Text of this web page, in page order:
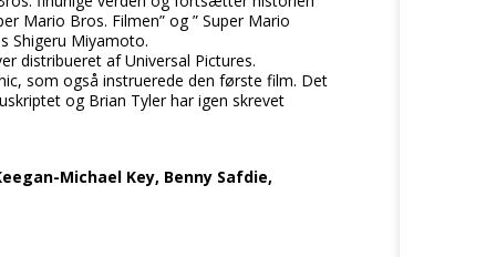
Mario Bros. Filmen” og ” Super Mario
Shigeru Miyamoto.
distribueret af Universal Pictures.
som også instruerede den første film. Det
og Brian Tyler har igen skrevet
Michael Key, Benny Safdie,